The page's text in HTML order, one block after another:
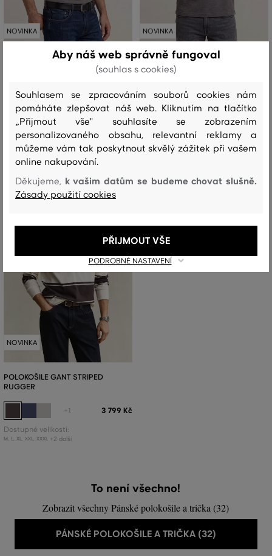
NOVINKA
POLOKOŠILE GANT TWILL SS POLO
3 299 Kč
Dostupné velikosti:
, XL, XXL +2 další
NOVINKA
POLOKOŠILE GANT TWILL LS POLO
SHIRT
3 799 Kč
Dostupné velikosti:
+3 další
NOVINKA
POLOKOŠILE GANT STRIPED
RUGGER
+1 3 799 Kč
Dostupné velikosti:
M L, XL, XXL, XXXL +2 další
To není všechno!
Zobrazit všechny Pánské polokošile a trička (32)
PÁNSKÉ POLOKOŠILE A TRIČKA (32)
Aby náš web správně fungoval
(souhlas s cookies)
Souhlasem se zpracováním souborů cookies nám
pomáháte zlepšovat náš web. Kliknutím na tlačítko
„Přijmout vše" souhlasíte se zobrazením
personalizovaného obsahu, relevantní reklamy a
můžeme vám tak poskytnout skvělý zážitek při vašem
online nakupování.
Děkujeme, k vašim datům se budeme chovat slušně.
Zásady použití cookies
PODROBNÉ NASTAVENÍ
PŘIJMOUT VŠE